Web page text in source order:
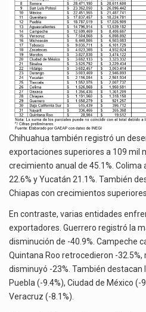
Chihuahua también registró un
exportaciones superiores a 109 mil
crecimiento anual de 45.1%. Colima
22.6% y Yucatán 21.1%. También
Chiapas con crecimientos
En contraste, varias entidades
exportadores. Guerrero registró la
disminución de -40.9%. Campeche
Quintana Roo retrocedieron -
disminuyó -23%. También destacan
Puebla (-9.4%), Ciudad de México (-
Veracruz (-8.1%).